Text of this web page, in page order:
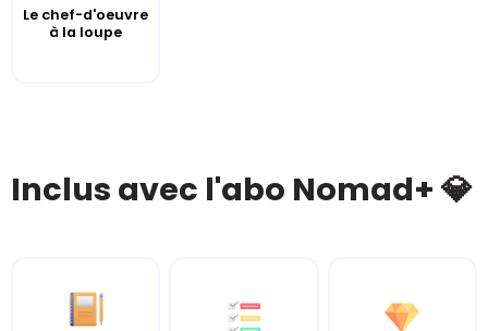
Le chef-d'oeuvre
à la loupe
Inclus avec l'abo Nomad+ 💎